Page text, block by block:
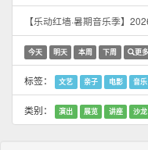
【乐动红墙·暑期音乐季】
今天 明天 本周 下周 更多
标签： 文艺 亲子 电影 音乐
类别： 演出 展览 讲座 沙龙